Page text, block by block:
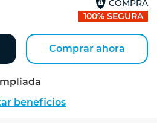
COMPRA
100% SEGURA
Comprar ahora
beneficios